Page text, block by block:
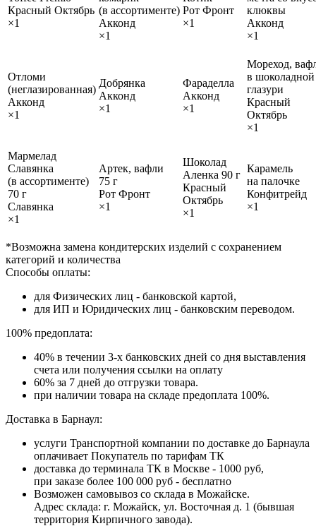
Красный Октябрь
×1
(в ассортименте)
Акконд
×1
Рот Фронт
×1
клюквы
Акконд
×1
Отломи
(неглазированная)
Акконд
×1
Добрянка
Акконд
×1
Фараделла
Акконд
×1
Мореход,
в шоколадной
глазури
Красный
Октябрь
×1
Мармелад
Славянка
(в ассортименте)
70 г
Славянка
×1
Артек, вафли
75 г
Рот Фронт
×1
Шоколад
Аленка 90 г
Красный
Октябрь
×1
Карамель
на палочке
Конфитрейд
×1
*Возможна замена кондитерских изделий с сохранением
категорий и количества
Способы оплаты:
для Физических лиц - банковской картой,
для ИП и Юридических лиц - банковским переводом.
100% предоплата:
40% в течении 3-х банковских дней со дня выставления
счета или получения ссылки на оплату
60% за 7 дней до отгрузки товара.
при наличии товара на складе предоплата 100%.
Доставка в Барнаул:
услуги Транспортной компании по доставке до Барнаула
оплачивает Покупатель по тарифам ТК
доставка до терминала ТК в Москве - 1000 руб,
при заказе более 100 000 руб - бесплатно
Возможен самовывоз со склада в Можайске.
Адрес склада: г. Можайск, ул. Восточная д. 1 (бывшая
территория Кирпичного завода).